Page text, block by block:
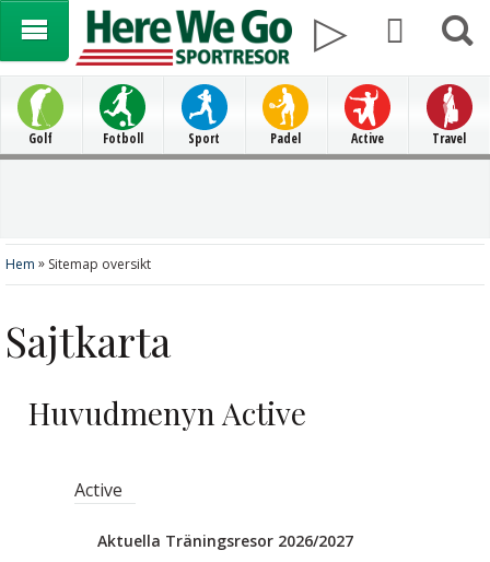
Golf Fotboll Sport Padel Active Travel
Hem » Sitemap oversikt
Sajtkarta
Huvudmenyn Active
Active
Aktuella Träningsresor 2026/2027